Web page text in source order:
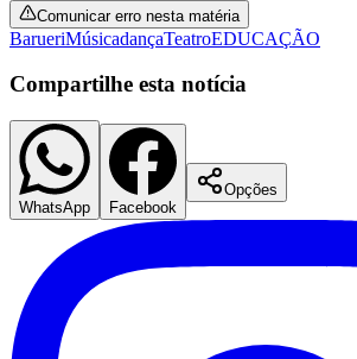
Competições de Futebol
Brasileirão Série A
Brasileirão Série B
Paulistão
Copa do Brasil
Libertadores
Sul-Americana
Copa América
Champions League
Premier League
La Liga
Bundesliga
Mundial 2026
Times - Ir direto
Comunicar erro nesta matéria
BarueriMúsicadançaTeatroEDUCAÇÃO
Compartilhe esta notícia
WhatsApp Facebook
Opções